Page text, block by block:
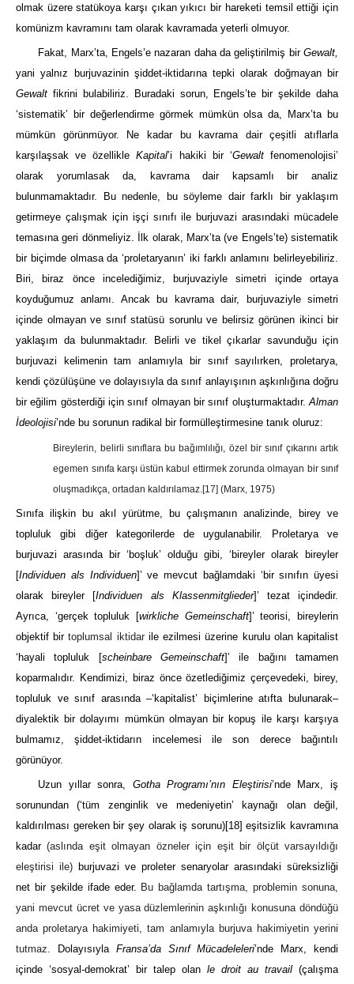
olmak üzere statükoya karşı çıkan yıkıcı bir hareketi temsil ettiği için
komünizm kavramını tam olarak kavramada yeterli olmuyor.
Fakat, Marx’ta, Engels’e nazaran daha da geliştirilmiş bir Gewalt,
yani yalnız burjuvazinin şiddet-iktidarına tepki olarak doğmayan bir
Gewalt fikrini bulabiliriz. Buradaki sorun, Engels’te bir şekilde daha
‘sistematik’ bir değerlendirme görmek mümkün olsa da, Marx’ta bu
mümkün görünmüyor. Ne kadar bu kavrama dair çeşitli atıflarla
karşılaşsak ve özellikleKapital’i hakiki bir ‘Gewaltfenomenolojisi’
olarak yorumlasak da, kavrama dair kapsamlı bir analiz
bulunmamaktadır. Bu nedenle, bu söyleme dair farklı bir yaklaşım
getirmeye çalışmak için işçi sınıfı ile burjuvazi arasındaki mücadele
temasına geri dönmeliyiz. İlk olarak, Marx’ta (ve Engels’te) sistematik
bir biçimde olmasa da ‘proletaryanın’ iki farklı anlamını belirleyebiliriz.
Biri, biraz önce incelediğimiz, burjuvaziyle simetri içinde ortaya
koyduğumuz anlamı. Ancak bu kavrama dair, burjuvaziyle simetri
içinde olmayan ve sınıf statüsü sorunlu ve belirsiz görünen ikinci bir
yaklaşım da bulunmaktadır. Belirli ve tikel çıkarlar savunduğu için
burjuvazi kelimenin tam anlamıyla bir sınıf sayılırken, proletarya,
kendi çözülüşüne ve dolayısıyla da sınıf anlayışının aşkınlığına doğru
bir eğilim gösterdiği için sınıf olmayan bir sınıf oluşturmaktadır.Alman
İdeolojisi’nde bu sorunun radikal bir formülleştirmesine tanık oluruz:
Bireylerin, belirli sınıflara bu bağımlılığı, özel bir sınıf çıkarını artık
egemen sınıfa karşı üstün kabul ettirmek zorunda olmayan bir sınıf
oluşmadıkça, ortadan kaldırılamaz.[17] (Marx, 1975)
Sınıfa ilişkin bu akıl yürütme, bu çalışmanın analizinde, birey ve
topluluk gibi diğer kategorilerde de uygulanabilir. Proletarya ve
burjuvazi arasında bir ‘boşluk’ olduğu gibi, ‘bireyler olarak bireyler
[Individuen als Individuen]’ ve mevcut bağlamdaki ‘bir sınıfın üyesi
olarak bireyler [Individuen als Klassenmitglieder]’ tezat içindedir.
Ayrıca, ‘gerçek topluluk [wirkliche Gemeinschaft]’ teorisi, bireylerin
objektif birtoplumsal iktidar ile ezilmesi üzerine kurulu olan kapitalist
‘hayali topluluk [scheinbare Gemeinschaft]’ ile bağını tamamen
koparmalıdır. Kendimizi, biraz önce özetlediğimiz çerçevedeki, birey,
topluluk ve sınıf arasında ‒‘kapitalist’ biçimlerine atıfta bulunarak‒
diyalektik bir dolayımı mümkün olmayan bir kopuş ile karşı karşıya
bulmamız, şiddet-iktidarın incelemesi ile son derece bağıntılı
görünüyor.
Uzun yıllar sonra, Gotha Programı’nın Eleştirisi’nde Marx, iş
sorunundan (‘tüm zenginlik ve medeniyetin’ kaynağı olan değil,
kaldırılması gereken bir şey olarak iş sorunu)[18] eşitsizlik kavramına
kadar(aslında eşit olmayan özneler için eşit bir ölçüt varsayıldığı
eleştirisi ile) burjuvazi ve proleter senaryolar arasındaki süreksizliği
net bir şekilde ifade eder. Bu bağlamda tartışma, problemin sonuna,
yani mevcut ücret ve yasa düzlemlerinin aşkınlığı konusuna döndüğü
anda proletarya hakimiyeti, tam anlamıyla burjuva hakimiyetin yerini
tutmaz.
Dolayısıyla Fransa’da Sınıf Mücadeleleri’nde Marx, kendi
içinde ‘sosyal-demokrat’ bir talep olan le droit au travail (çalışma